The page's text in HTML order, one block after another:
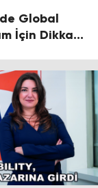
Global
İçin Dikkat